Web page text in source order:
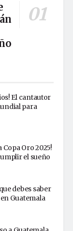
El cantautor
para
Copa Oro 2025!
el sueño
debes saber
Guatemala